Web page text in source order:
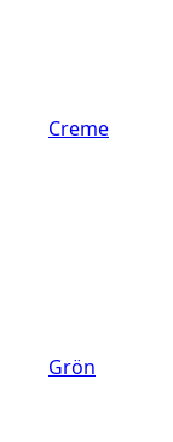
Creme
Grön